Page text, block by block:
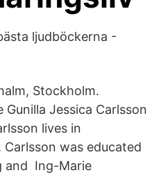
ljudböckerna -
Stockholm.
Jessica Carlsson
lives in
was educated
and Ing-Marie